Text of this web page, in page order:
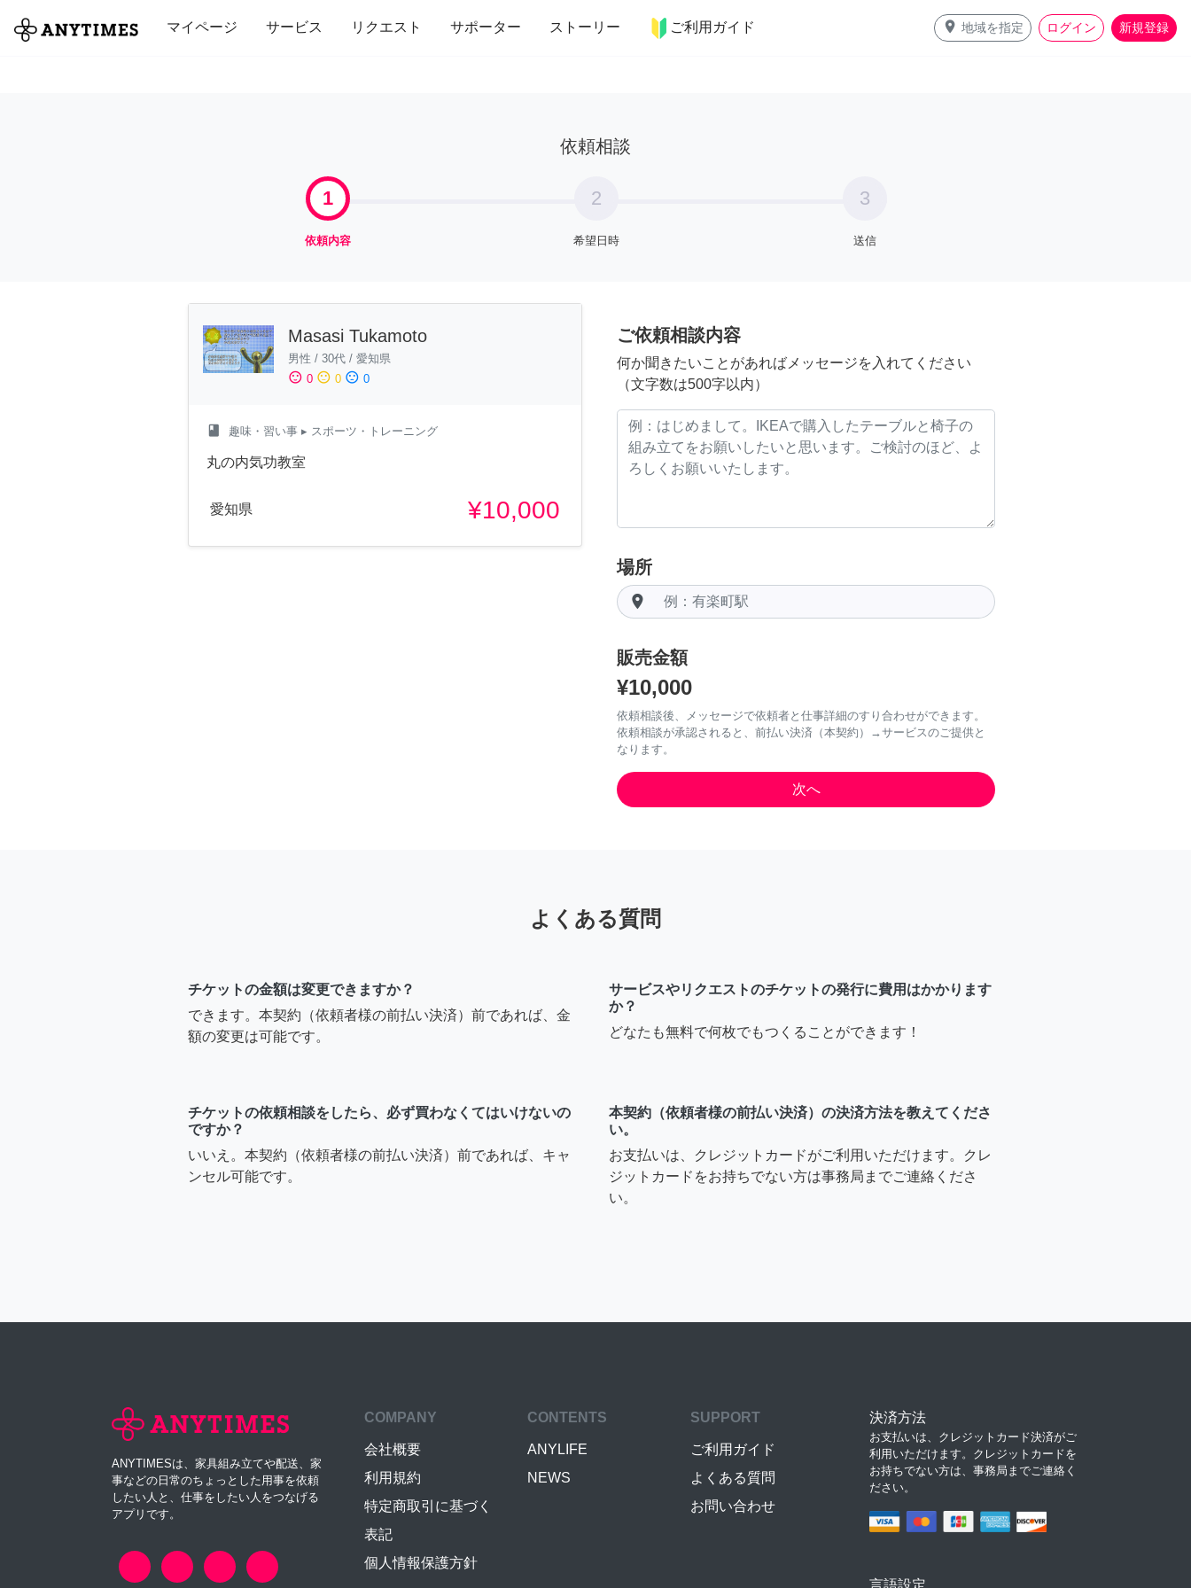
マイページ サービス リクエスト サポーター ストーリー ご利用ガイド place 地域を指定 ログイン 新規登録
全て 修理・組立 家事 引っ越し インテリア 趣味・習い事 ペット 料理
依頼相談
1
依頼内容
2
希望日時
3
送信
Masasi Tukamoto
男性 / 30代 / 愛知県
sentiment_satisfied 0 sentiment_neutral 0 sentiment_dissatisfied 0
class 趣味・習い事 ▸ スポーツ・トレーニング
丸の内気功教室
愛知県 ¥10,000
ご依頼相談内容
何か聞きたいことがあればメッセージを入れてください
（文字数は500字以内）
場所
room
販売金額
¥10,000
依頼相談後、メッセージで依頼者と仕事詳細のすり合わせができます。
依頼相談が承認されると、前払い決済（本契約）→サービスのご提供と
なります。
よくある質問
チケットの金額は変更できますか？
できます。本契約（依頼者様の前払い決済）前であれば、金
額の変更は可能です。
サービスやリクエストのチケットの発行に費用はかかります
か？
どなたも無料で何枚でもつくることができます！
チケットの依頼相談をしたら、必ず買わなくてはいけないの
ですか？
いいえ。本契約（依頼者様の前払い決済）前であれば、キャ
ンセル可能です。
本契約（依頼者様の前払い決済）の決済方法を教えてくださ
い。
お支払いは、クレジットカードがご利用いただけます。クレ
ジットカードをお持ちでない方は事務局までご連絡くださ
い。
ANYTIMESは、家具組み立てや配送、家
事などの日常のちょっとした用事を依頼
したい人と、仕事をしたい人をつなげる
アプリです。
COMPANY
会社概要
利用規約
特定商取引に基づく
表記
個人情報保護方針
CONTENTS
ANYLIFE
NEWS
SUPPORT
ご利用ガイド
よくある質問
お問い合わせ
決済方法
お支払いは、クレジットカード決済がご
利用いただけます。クレジットカードを
お持ちでない方は、事務局までご連絡く
ださい。
言語設定